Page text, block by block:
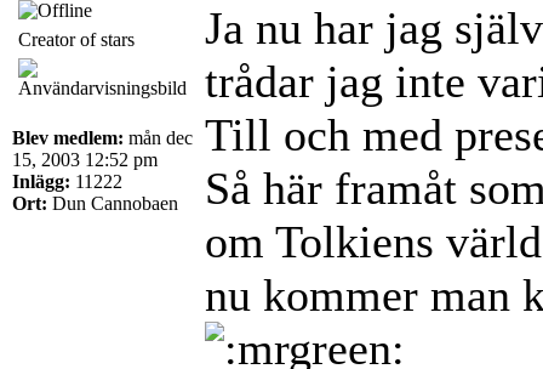
Creator of stars
Blev medlem: mån dec
15, 2003 12:52 pm
Inlägg: 11222
Ort: Dun Cannobaen
Ja nu har jag
trådar jag inte
Till och med
Så här framåt
om Tolkiens
nu kommer man